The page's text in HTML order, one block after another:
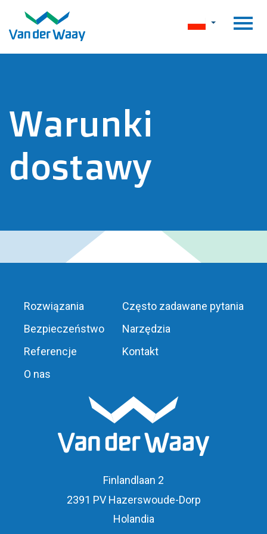
Warunki
dostawy
Rozwiązania
Bezpieczeństwo
Referencje
O nas
Często zadawane pytania
Narzędzia
Kontakt
Finlandlaan 2
2391 PV Hazerswoude-Dorp
Holandia